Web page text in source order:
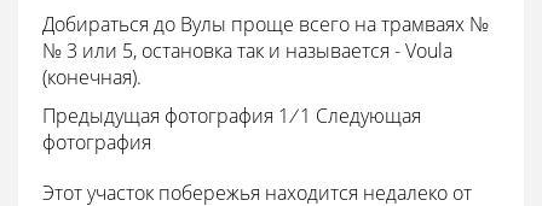
Добираться до Вулы проще всего на трамваях №
№ 3 или 5, остановка так и называется - Voula
(конечная).
Предыдущая фотография 1/1 Следующая
фотография
Этот участок побережья находится недалеко от